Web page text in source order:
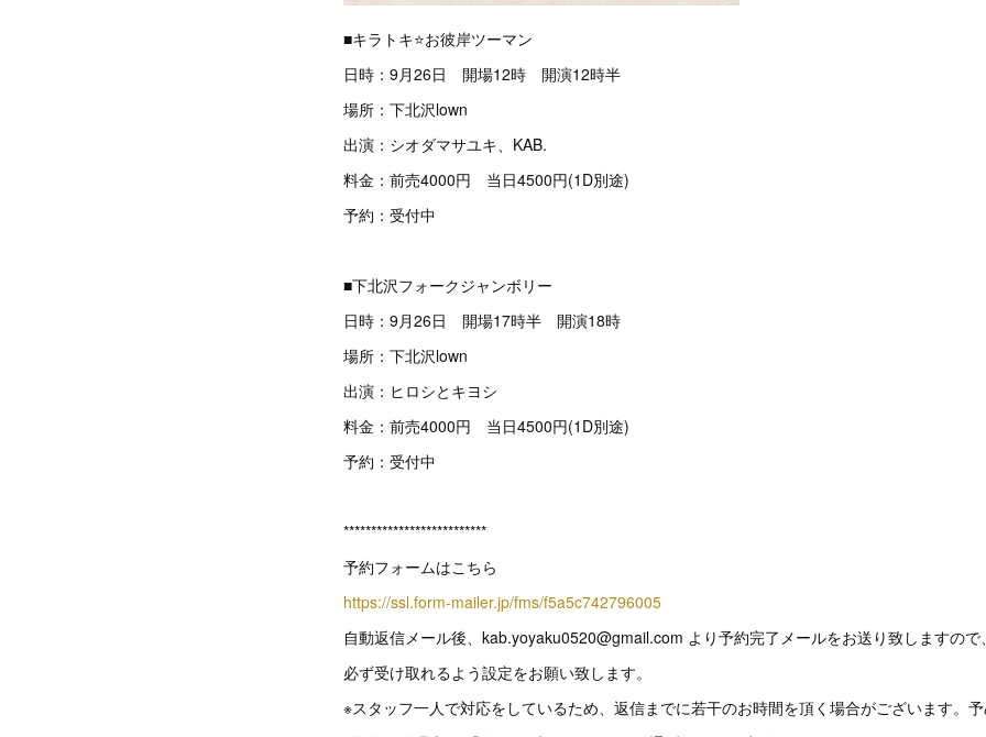
■キラトキ⭐️お彼岸ツーマン
日時：9月26日 開場12時 開演12時半
場所：下北沢lown
出演：シオダマサユキ、KAB.
料金：前売4000円 当日4500円(1D別途)
予約：受付中
■下北沢フォークジャンボリー
日時：9月26日 開場17時半 開演18時
場所：下北沢lown
出演：ヒロシとキヨシ
料金：前売4000円 当日4500円(1D別途)
予約：受付中
**************************
予約フォームはこちら
https://ssl.form-mailer.jp/fms/f5a5c742796005
自動返信メール後、kab.yoyaku0520@gmail.com より予約完了メールをお送り致しますので、
必ず受け取れるよう設定をお願い致します。
※スタッフ一人で対応をしているため、返信までに若干のお時間を頂く場合がございます。予